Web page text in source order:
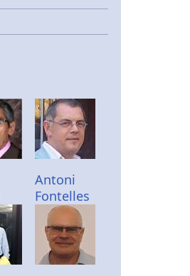
Antoni
Fontelles